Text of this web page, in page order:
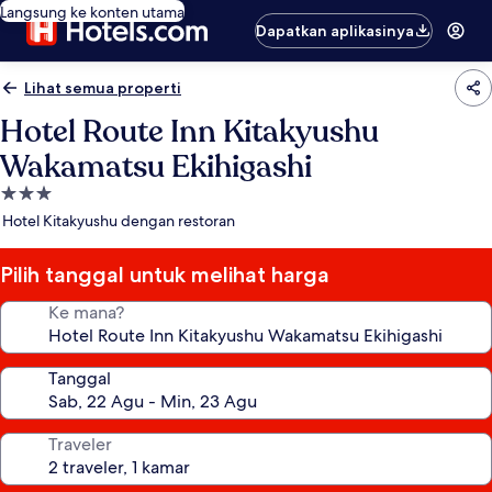
Langsung ke konten utama
Dapatkan aplikasinya
Lihat semua properti
Hotel Route Inn Kitakyushu
Wakamatsu Ekihigashi
Properti
bintang
Hotel Kitakyushu dengan restoran
Pilih tanggal untuk melihat harga
Ke mana?
Tanggal
Traveler